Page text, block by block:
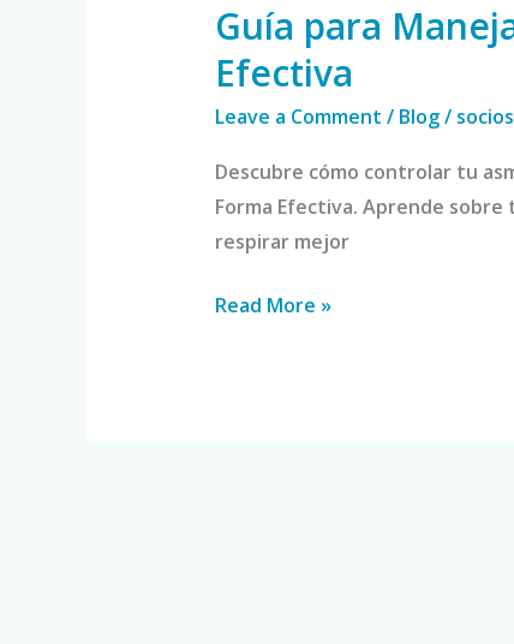
Guía para
Efectiva
Leave a Comment / Blog/
Descubre cómo controlar tu
Forma Efectiva. Aprende
respirar mejor
Read More »